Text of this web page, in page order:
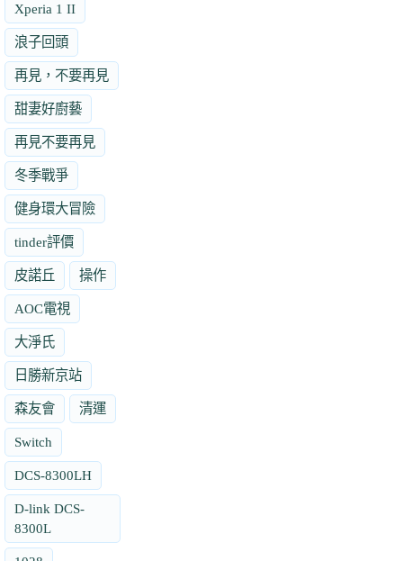
Xperia 1 II
浪子回頭
再見，不要再見
甜妻好廚藝
再見不要再見
冬季戰爭
健身環大冒險
tinder評價
皮諾丘 操作
AOC電視
大淨氏
日勝新京站
森友會 清運
Switch
DCS-8300LH
D-link DCS-
8300L